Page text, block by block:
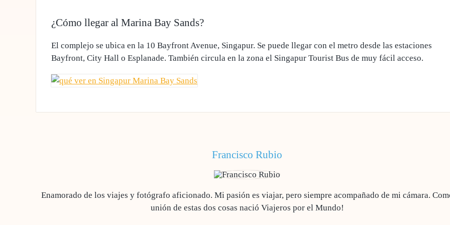
¿Cómo llegar al Marina Bay Sands?
El complejo se ubica en la 10 Bayfront Avenue, Singapur. Se puede llegar con el metro desde las estaciones
Bayfront, City Hall o Esplanade. También circula en la zona el Singapur Tourist Bus de muy fácil acceso.
Francisco Rubio
Enamorado de los viajes y fotógrafo aficionado. Mi pasión es viajar, pero siempre acompañado de mi cámara.
unión de estas dos cosas nació Viajeros por el Mundo!